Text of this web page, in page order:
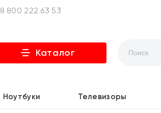
8 800 222 63 53
Каталог
Ноутбуки Телевизоры